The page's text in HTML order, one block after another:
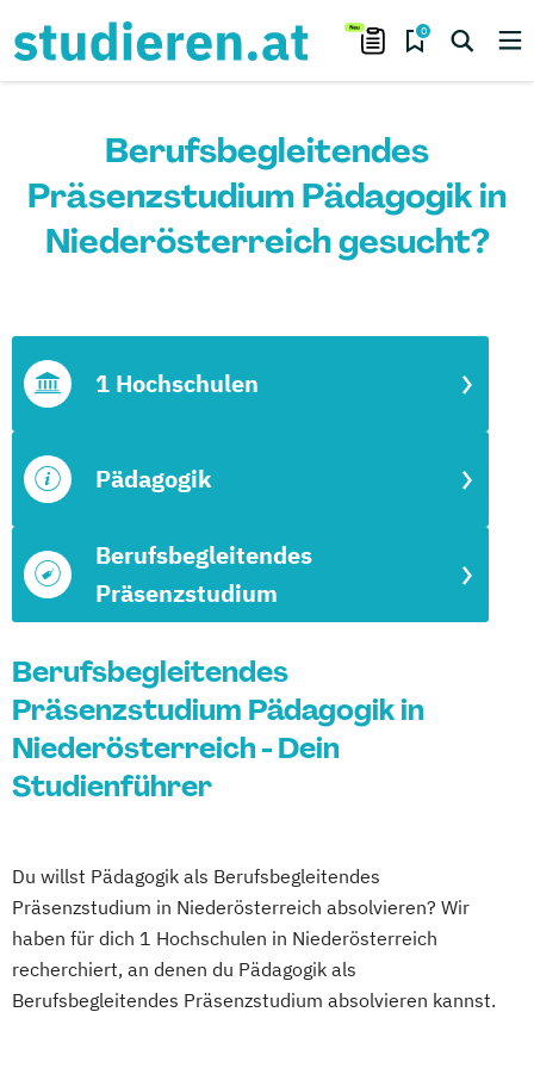
0
Berufsbegleitendes
Präsenzstudium Pädagogik in
Niederösterreich gesucht?
Berufsbegleitendes
Präsenzstudium
Pädagogik
1 Hochschulen
Berufsbegleitendes
Präsenzstudium Pädagogik in
Niederösterreich - Dein
Studienführer
Du willst Pädagogik als Berufsbegleitendes
Präsenzstudium in Niederösterreich absolvieren? Wir
haben für dich 1 Hochschulen in Niederösterreich
recherchiert, an denen du Pädagogik als
Berufsbegleitendes Präsenzstudium absolvieren kannst.